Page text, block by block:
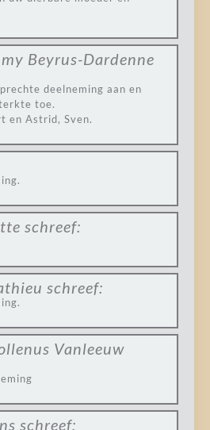
Beyrus-Dardenne
deelneming aan en
toe.
en Astrid, Sven.
schreef:
schreef:
Vanleeuw
schreef: